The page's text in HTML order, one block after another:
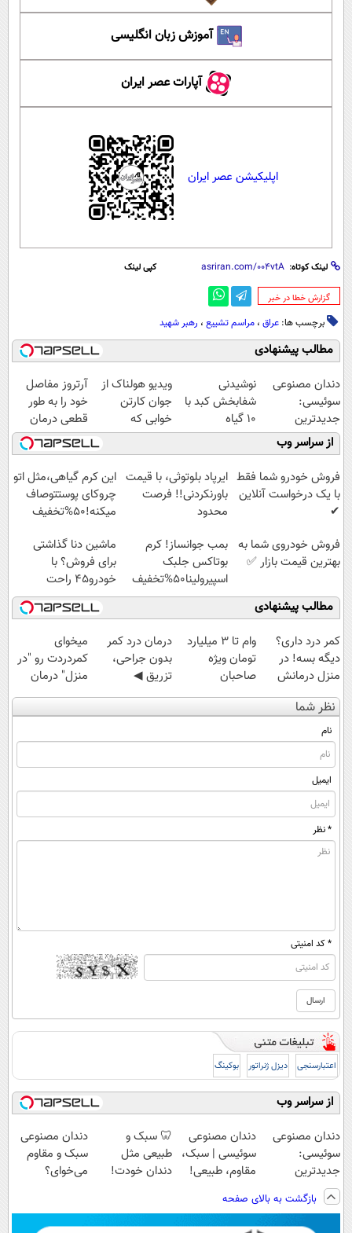
آموزش زبان انگلیسی
آپارات عصر ایران
اپلیکیشن عصر ایران
لینک کوتاه: کپی لینک
‌گزارش خطا در خبر
برچسب ها: عراق ، مراسم تشییع ، رهبر شهید
مطالب پیشنهادی
دندان مصنوعی
سوئیسی:
جدیدترین
فناوری اروپا،
سبک و مقاوم |
پرداخت قسطی
نوشیدنی
شفابخش کبد با
10 گیاه
موثر(تخفیف تا
امشب)
ویدیو هولناک از
جوان کارتن
خوابی که
میلیاردر شد.
آموزش رایگان
آرتروز مفاصل
خود را به طور
قطعی درمان
کنید!
◗پرسش‌نامه◖
از سراسر وب
فروش خودرو شما فقط
با یک درخواست آنلاین
✔
ایرپاد بلوتوثی، با قیمت
باورنکردنی!! فرصت
محدود
این کرم گیاهی،مثل اتو
چروکای پوستتوصاف
میکنه!50%تخفیف
فروش خودروی شما به
بهترین قیمت بازار ✅
بمب جوانساز! کرم
بوتاکس جلبک
اسپیرولینا50%تخفیف
ماشین دنا گذاشتی
برای فروش؟ با
خودرو45 راحت
بفروش
مطالب پیشنهادی
کمر درد داری؟
دیگه بسه! در
منزل درمانش
کن
(◀پرسش‌نامه)
وام تا ۳ میلیارد
تومان ویژه
صاحبان
فروشگاه‌های
درمان درد کمر
بدون جراحی،
تزریق ◀
پرسش‌نامه رو پر
میخوای
کمردردت رو "در
منزل" درمان
کنی؟ (◂فیلم +
نظر شما
نام
ایمیل
* نظر
* کد امنیتی
اعتبارسنجی دیزل ژنراتور بوکینگ
از سراسر وب
دندان مصنوعی
سوئیسی:
جدیدترین
فناوری اروپا،
سبک و مقاوم |
پرداخت قسطی
دندان مصنوعی
سوئیسی | سبک،
مقاوم، طبیعی!
رایگان+پرداخت
اقساطی😍
🦷 سبک و
طبیعی مثل
دندان خودت!
💳 📍 تهران
دندان مصنوعی
سبک و مقاوم
می‌خوای؟
📍تهران
بازگشت به بالای صفحه